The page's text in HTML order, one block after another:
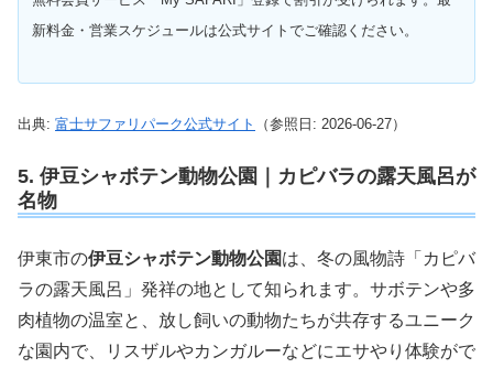
新料金・営業スケジュールは公式サイトでご確認ください。
出典: 富士サファリパーク公式サイト （参照日: 2026-06-27）
5. 伊豆シャボテン動物公園｜カピバラの露天風呂が
名物
伊東市の伊豆シャボテン動物公園は、冬の風物詩「カピバ
ラの露天風呂」発祥の地として知られます。サボテンや多
肉植物の温室と、放し飼いの動物たちが共存するユニーク
な園内で、リスザルやカンガルーなどにエサやり体験がで